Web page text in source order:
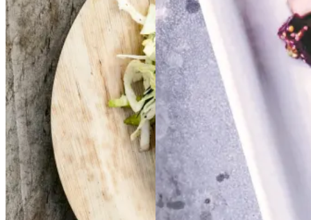
epsdressing
Gem opskrift
Aftensmad
Forårsmad
Sommermad
Dansk mad
Dansk mad
Frokost